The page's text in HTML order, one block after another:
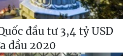
đầu tư 3,4 tỷ USD
đầu 2020